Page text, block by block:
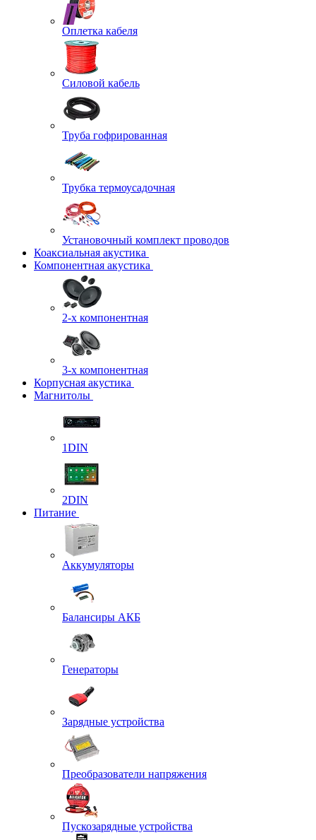
Оплетка кабеля
Силовой кабель
Труба гофрированная
Трубка термоусадочная
Установочный комплект проводов
Коаксиальная акустика
Компонентная акустика
2-х компонентная
3-х компонентная
Корпусная акустика
Магнитолы
1DIN
2DIN
Питание
Аккумуляторы
Балансиры АКБ
Генераторы
Зарядные устройства
Преобразователи напряжения
Пускозарядные устройства